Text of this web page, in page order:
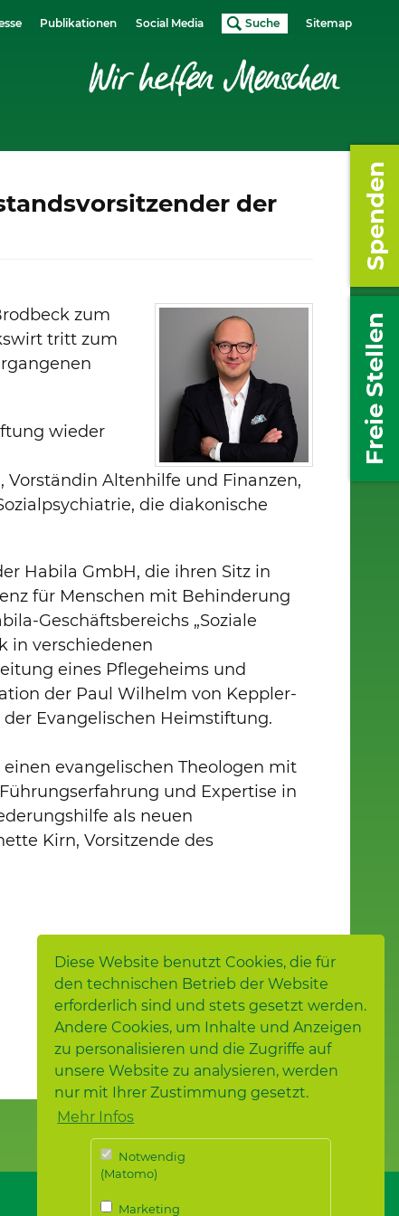
Diese Website benutzt Cookies, die für
den technischen Betrieb der Website
erforderlich sind und stets gesetzt werden.
Andere Cookies, um Inhalte und Anzeigen
zu personalisieren und die Zugriffe auf
unsere Website zu analysieren, werden
nur mit Ihrer Zustimmung gesetzt.
Mehr Infos
Notwendig
(Matomo)
Marketing
Publikationen Social Media Suche Sitemap
der
zum
tritt zum
wieder
Altenhilfe und Finanzen,
die diakonische
Habila GmbH, die ihren Sitz in
für Menschen mit Behinderung
Geschäftsbereichs „Soziale
in verschiedenen
eines Pflegeheims und
der Paul Wilhelm von Keppler-
Evangelischen Heimstiftung.
evangelischen Theologen mit
und Expertise in
als neuen
Kirn, Vorsitzende des
Spenden
Freie Stellen